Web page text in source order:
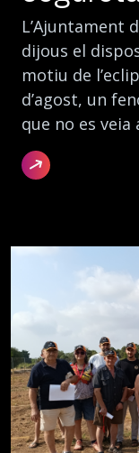
L’Ajuntament
dijous el
motiu de
d’agost, un
que no es veia